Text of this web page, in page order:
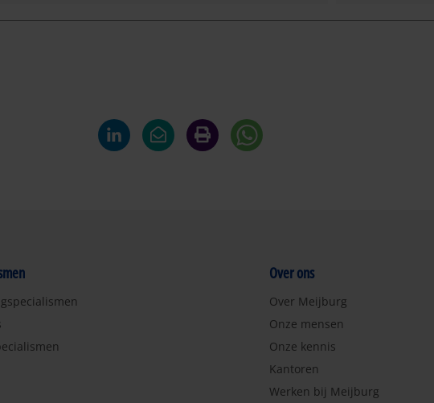
Over ons
Over Meijburg
Onze mensen
Onze kennis
Kantoren
Werken bij Meijburg